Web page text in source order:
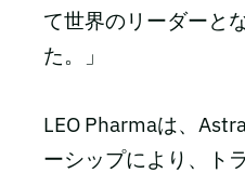
て世界のリーダーと
た。」
LEO Pharmaは、
ーシップにより、ト